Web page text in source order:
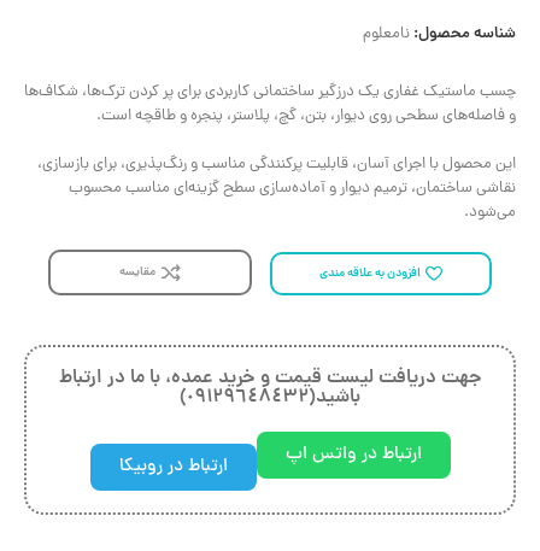
شناسه محصول: نامعلوم
چسب ماستیک غفاری یک درزگیر ساختمانی کاربردی برای پر کردن ترک‌ها، شکاف‌ها
و فاصله‌های سطحی روی دیوار، بتن، گچ، پلاستر، پنجره و طاقچه است.
این محصول با اجرای آسان، قابلیت پرکنندگی مناسب و رنگ‌پذیری، برای بازسازی،
نقاشی ساختمان، ترمیم دیوار و آماده‌سازی سطح گزینه‌ای مناسب محسوب
می‌شود.
افزودن به علاقه مندی مقایسه
جهت دريافت ليست قيمت و خريد عمده، با ما در ارتباط
باشيد(٠٩١٢٩٦٤٨٤٣٢)
ارتباط در واتس اپ ارتباط در روبیکا